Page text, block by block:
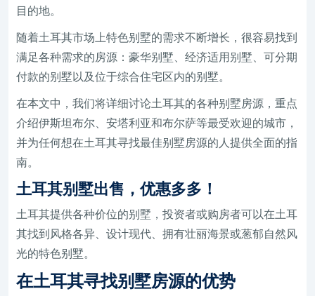
目的地。
随着土耳其市场上特色别墅的需求不断增长，很容易找到
满足各种需求的房源：豪华别墅、经济适用别墅、可分期
付款的别墅以及位于综合住宅区内的别墅。
在本文中，我们将详细讨论土耳其的各种别墅房源，重点
介绍伊斯坦布尔、安塔利亚和布尔萨等最受欢迎的城市，
并为任何想在土耳其寻找最佳别墅房源的人提供全面的指
南。
土耳其别墅出售，优惠多多！
土耳其提供各种价位的别墅，投资者或购房者可以在土耳
其找到风格各异、设计现代、拥有壮丽海景或葱郁自然风
光的特色别墅。
在土耳其寻找别墅房源的优势